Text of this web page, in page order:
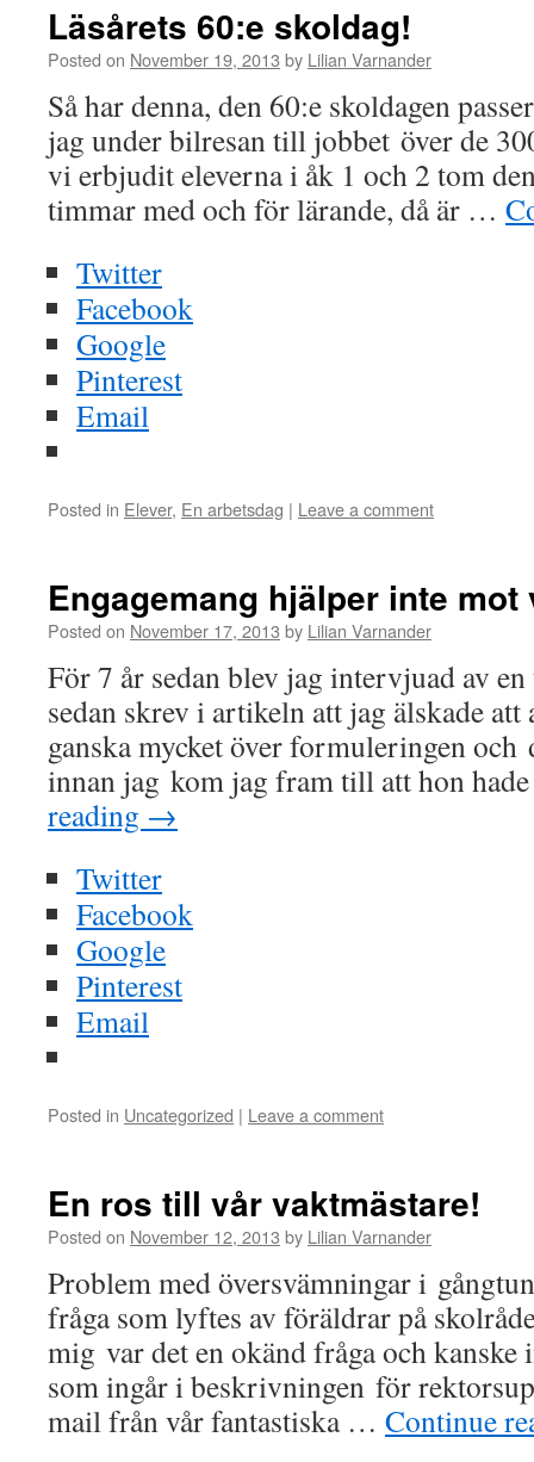
Läsårets 60:e skoldag!
Posted on November 19, 2013 by Lilian Varnander
Så har denna, den 60:e skoldagen
jag under bilresan till jobbet över de
vi erbjudit eleverna i åk 1 och 2 tom
timmar med och för lärande, då är …
Twitter
Facebook
Google
Pinterest
Email
Posted in Elever, En arbetsdag | Leave a comment
Engagemang hjälper inte mot
Posted on November 17, 2013 by Lilian Varnander
För 7 år sedan blev jag intervjuad av
sedan skrev i artikeln att jag älskade att
ganska mycket över formuleringen
innan jag kom jag fram till att hon
reading →
Twitter
Facebook
Google
Pinterest
Email
Posted in Uncategorized | Leave a comment
En ros till vår vaktmästare!
Posted on November 12, 2013 by Lilian Varnander
Problem med översvämningar i
fråga som lyftes av föräldrar på
mig var det en okänd fråga och
som ingår i beskrivningen för
mail från vår fantastiska … Continue